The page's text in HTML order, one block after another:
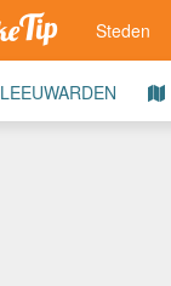
Steden
LEEUWARDEN